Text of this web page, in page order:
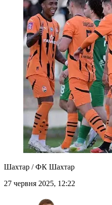
Шахтар / ФК Шахтар
27 червня 2025, 12:22